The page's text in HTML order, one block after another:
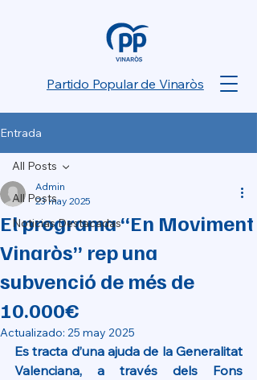
Partido Popular de Vinaròs
Entrada
All Posts
Noticias Destacadas
All Posts
El programa “En Moviment
Vinaròs” rep una
subvenció de més de
10.000€
Admin
23 may 2025
Actualizado: 25 may 2025
Es tracta d’una ajuda de la Generalitat
Valenciana, a través dels Fons